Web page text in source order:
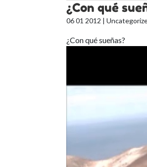
¿Con qué
06 01 2012 |
¿Con qué sueñas?